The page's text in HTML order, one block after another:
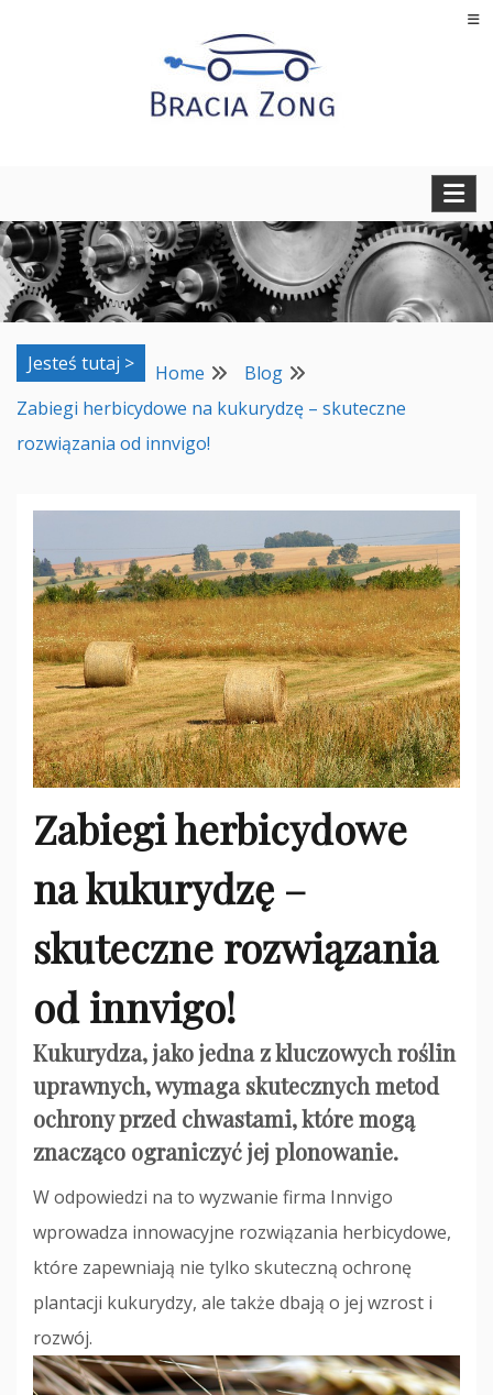
Jesteś tutaj > Home
Blog
Zabiegi herbicydowe na kukurydzę – skuteczne
rozwiązania od innvigo!
Zabiegi herbicydowe
na kukurydzę –
skuteczne rozwiązania
od innvigo!
Kukurydza, jako jedna z kluczowych roślin
uprawnych, wymaga skutecznych metod
ochrony przed chwastami, które mogą
znacząco ograniczyć jej plonowanie.
W odpowiedzi na to wyzwanie firma Innvigo
wprowadza innowacyjne rozwiązania herbicydowe,
które zapewniają nie tylko skuteczną ochronę
plantacji kukurydzy, ale także dbają o jej wzrost i
rozwój.